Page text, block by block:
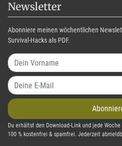
Newsletter
Abonniere meinen wöchentlichen
Survival-Hacks als PDF.
Du erhältst den Download-Link und jede
100 % kostenfrei & spamfrei. Jederzeit